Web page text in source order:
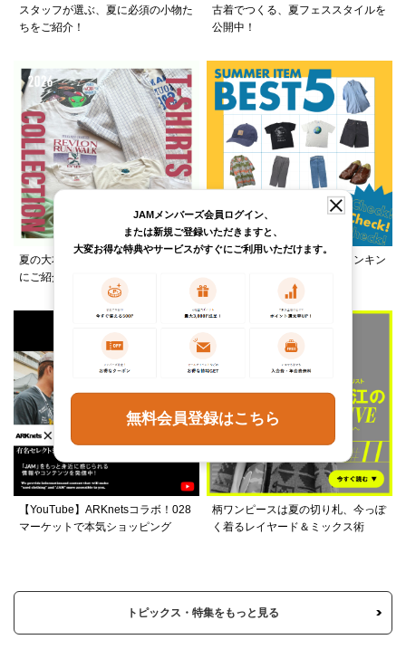
スタッフが選ぶ、夏に必須の小物た
ちをご紹介！
古着でつくる、夏フェススタイルを
公開中！
夏の大本命、Tシャツをカテゴリ別
にご紹介！
この夏何着る？カテゴリ別ランキン
【YouTube】ARKnetsコラボ！028
マーケットで本気ショッピング
柄ワンピースは夏の切り札、今っぽ
く着るレイヤード＆ミックス術
トピックス・特集をもっと見る
JAMメンバーズ会員ログイン、
または新規ご登録いただきますと、
大変お得な特典やサービスがすぐにご利用いただけます。
無料会員登録はこちら